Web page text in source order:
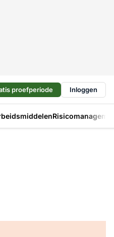
proefperiode Inloggen